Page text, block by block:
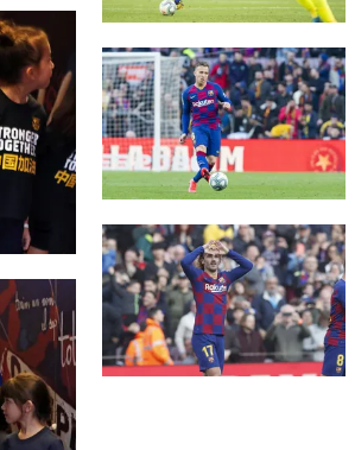
FC Barcelona club badge
FC Barcelona club badge